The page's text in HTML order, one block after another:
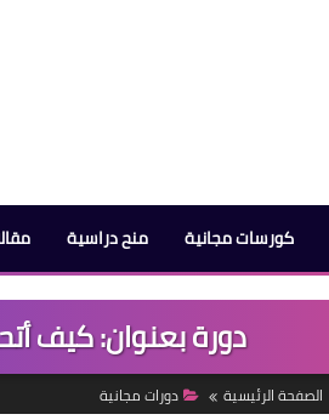
كورسات مجانية منح دراسية
دورة بعنوان: كيف
الصفحة الرئيسية دورات مجانية